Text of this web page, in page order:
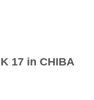
17 in CHIBA